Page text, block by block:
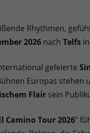
Rhythmen,
2026 nach Telfs
gefeierte
Europas stehen
Flair sein
Camino Tour 2026“